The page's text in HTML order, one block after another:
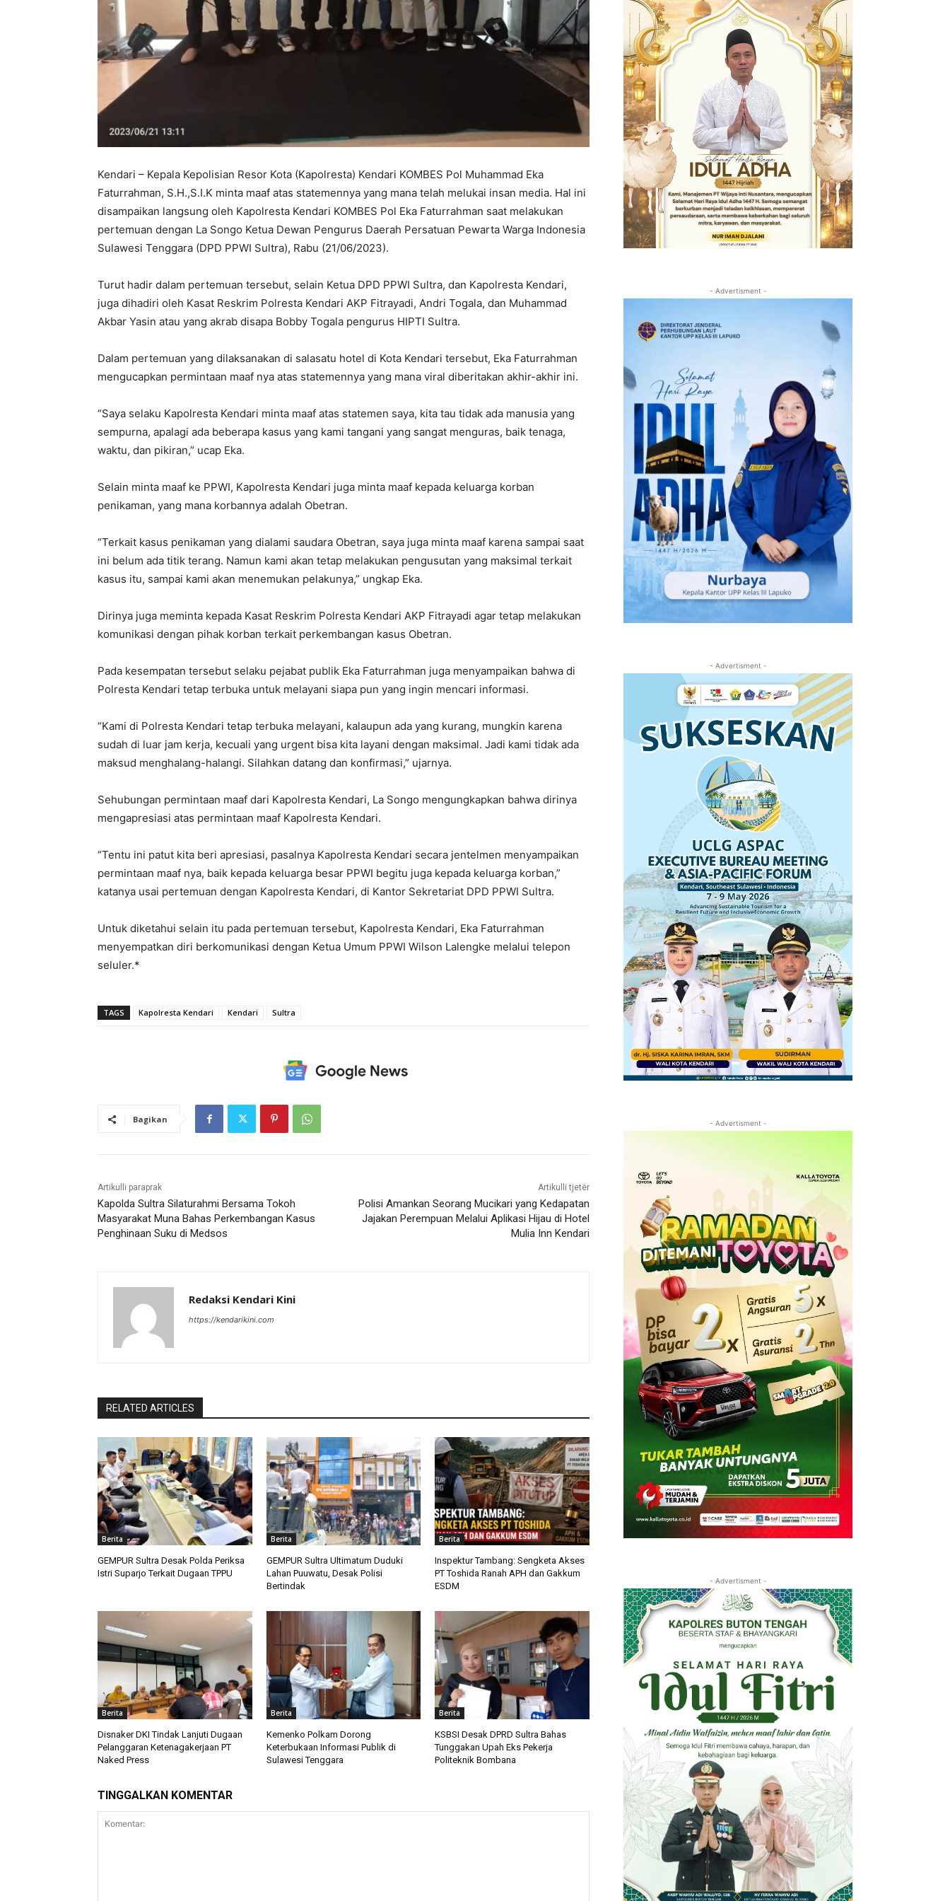
Kendari – Kepala Kepolisian Resor Kota (Kapolresta) Kendari KOMBES Pol Muhammad Eka
Faturrahman, S.H.,S.I.K minta maaf atas statemennya yang mana telah melukai insan media. Hal ini
disampaikan langsung oleh Kapolresta Kendari KOMBES Pol Eka Faturrahman saat melakukan
pertemuan dengan La Songo Ketua Dewan Pengurus Daerah Persatuan Pewarta Warga Indonesia
Sulawesi Tenggara (DPD PPWI Sultra), Rabu (21/06/2023).
Turut hadir dalam pertemuan tersebut, selain Ketua DPD PPWI Sultra, dan Kapolresta Kendari,
juga dihadiri oleh Kasat Reskrim Polresta Kendari AKP Fitrayadi, Andri Togala, dan Muhammad
Akbar Yasin atau yang akrab disapa Bobby Togala pengurus HIPTI Sultra.
Dalam pertemuan yang dilaksanakan di salasatu hotel di Kota Kendari tersebut, Eka Faturrahman
mengucapkan permintaan maaf nya atas statemennya yang mana viral diberitakan akhir-akhir ini.
“Saya selaku Kapolresta Kendari minta maaf atas statemen saya, kita tau tidak ada manusia yang
sempurna, apalagi ada beberapa kasus yang kami tangani yang sangat menguras, baik tenaga,
waktu, dan pikiran,” ucap Eka.
Selain minta maaf ke PPWI, Kapolresta Kendari juga minta maaf kepada keluarga korban
penikaman, yang mana korbannya adalah Obetran.
“Terkait kasus penikaman yang dialami saudara Obetran, saya juga minta maaf karena sampai saat
ini belum ada titik terang. Namun kami akan tetap melakukan pengusutan yang maksimal terkait
kasus itu, sampai kami akan menemukan pelakunya,” ungkap Eka.
Dirinya juga meminta kepada Kasat Reskrim Polresta Kendari AKP Fitrayadi agar tetap melakukan
komunikasi dengan pihak korban terkait perkembangan kasus Obetran.
Pada kesempatan tersebut selaku pejabat publik Eka Faturrahman juga menyampaikan bahwa di
Polresta Kendari tetap terbuka untuk melayani siapa pun yang ingin mencari informasi.
“Kami di Polresta Kendari tetap terbuka melayani, kalaupun ada yang kurang, mungkin karena
sudah di luar jam kerja, kecuali yang urgent bisa kita layani dengan maksimal. Jadi kami tidak ada
maksud menghalang-halangi. Silahkan datang dan konfirmasi,” ujarnya.
Sehubungan permintaan maaf dari Kapolresta Kendari, La Songo mengungkapkan bahwa dirinya
mengapresiasi atas permintaan maaf Kapolresta Kendari.
“Tentu ini patut kita beri apresiasi, pasalnya Kapolresta Kendari secara jentelmen menyampaikan
permintaan maaf nya, baik kepada keluarga besar PPWI begitu juga kepada keluarga korban,”
katanya usai pertemuan dengan Kapolresta Kendari, di Kantor Sekretariat DPD PPWI Sultra.
Untuk diketahui selain itu pada pertemuan tersebut, Kapolresta Kendari, Eka Faturrahman
menyempatkan diri berkomunikasi dengan Ketua Umum PPWI Wilson Lalengke melalui telepon
seluler.*
TAGS Kapolresta Kendari Kendari Sultra
Bagikan
Artikulli paraprak
Kapolda Sultra Silaturahmi Bersama Tokoh
Masyarakat Muna Bahas Perkembangan Kasus
Penghinaan Suku di Medsos
Artikulli tjetër
Polisi Amankan Seorang Mucikari yang Kedapatan
Jajakan Perempuan Melalui Aplikasi Hijau di Hotel
Mulia Inn Kendari
Redaksi Kendari Kini
https://kendarikini.com
RELATED ARTICLES
Berita
GEMPUR Sultra Desak Polda Periksa
Istri Suparjo Terkait Dugaan TPPU
Berita
GEMPUR Sultra Ultimatum Duduki
Lahan Puuwatu, Desak Polisi
Bertindak
Berita
Inspektur Tambang: Sengketa Akses
PT Toshida Ranah APH dan Gakkum
ESDM
Berita
Disnaker DKI Tindak Lanjuti Dugaan
Pelanggaran Ketenagakerjaan PT
Naked Press
Berita
Kemenko Polkam Dorong
Keterbukaan Informasi Publik di
Sulawesi Tenggara
Berita
KSBSI Desak DPRD Sultra Bahas
Tunggakan Upah Eks Pekerja
Politeknik Bombana
TINGGALKAN KOMENTAR
- Advertisment -
- Advertisment -
- Advertisment -
- Advertisment -